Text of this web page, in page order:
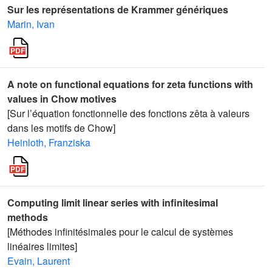
Sur les représentations de Krammer génériques
Marin, Ivan
A note on functional equations for zeta functions with
values in Chow motives
[Sur l’équation fonctionnelle des fonctions zêta à valeurs
dans les motifs de Chow]
Heinloth, Franziska
Computing limit linear series with infinitesimal
methods
[Méthodes infinitésimales pour le calcul de systèmes
linéaires limites]
Evain, Laurent